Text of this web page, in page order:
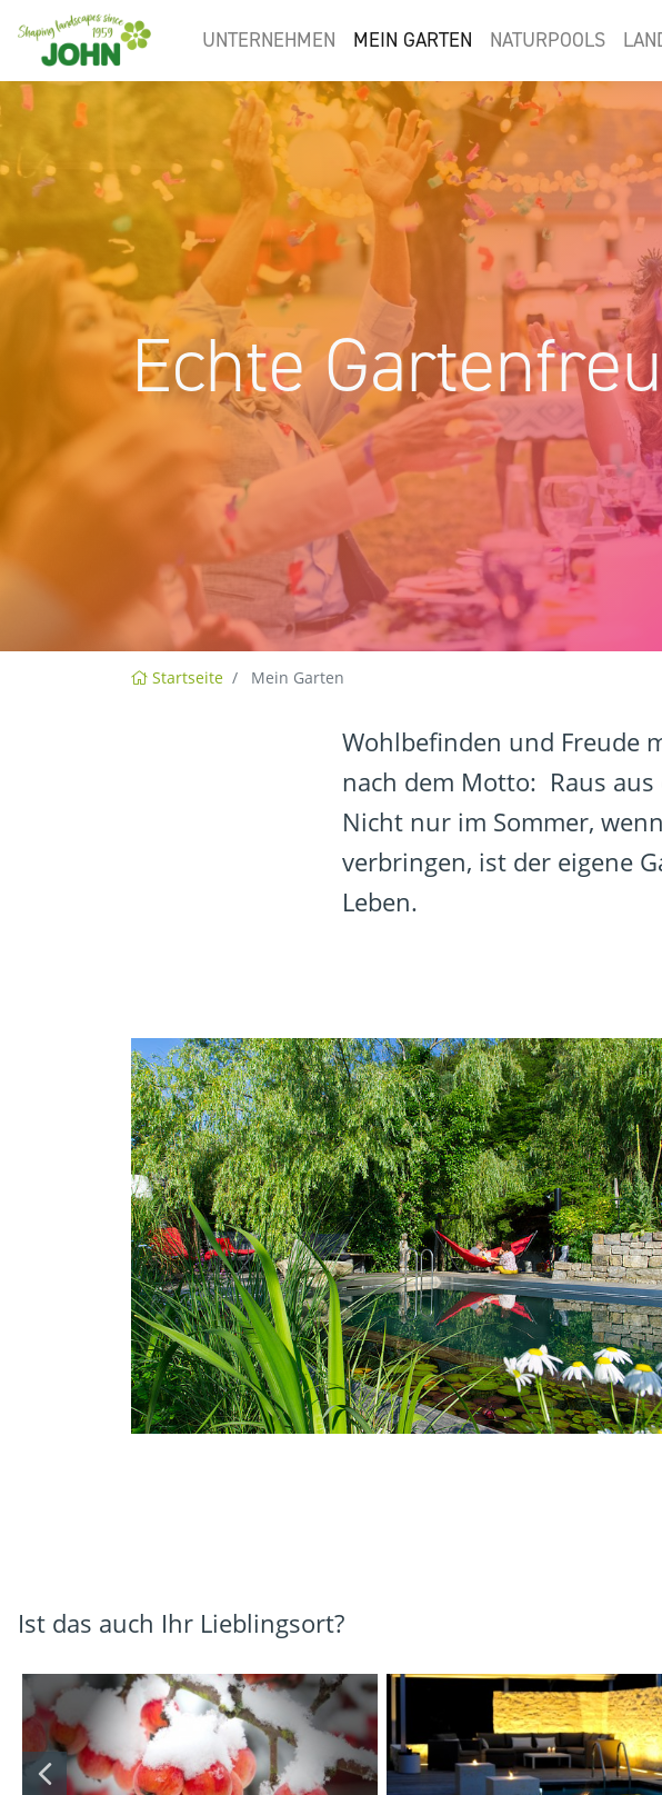
UNTERNEHMEN MEIN GARTEN NATURPOOLS
Echte
Startseite Mein Garten
Wohlbefinden und Freude
nach dem Motto: Raus
Nicht nur im Sommer,
verbringen, ist der eigene
Leben.
Ist das auch Ihr Lieblingsort?